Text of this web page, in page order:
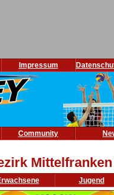
Impressum
Community
Mittelfranken
Jugend